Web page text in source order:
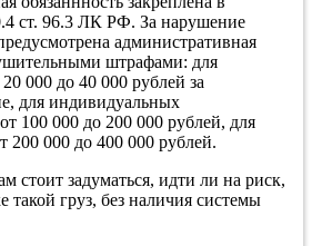
ст. 96.3 ЛК РФ. За нарушение
административная
штрафами: для
000 до 40 000 рублей за
для индивидуальных
100 000 до 200 000 рублей, для
200 000 до 400 000 рублей.
стоит задуматься, идти ли на риск,
такой груз, без наличия системы